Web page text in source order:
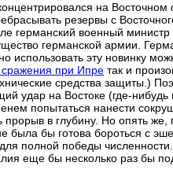
на
резервы с
германский военный министр
германской армии.
использовать эту новинку
сражения при Ипре так и
средства защиты.)
удар на Востоке (где-
попытаться нанести
прорыв в глубину. Но опять же,
была бы готова бороться с
полной победы
еще бы несколько раз бы